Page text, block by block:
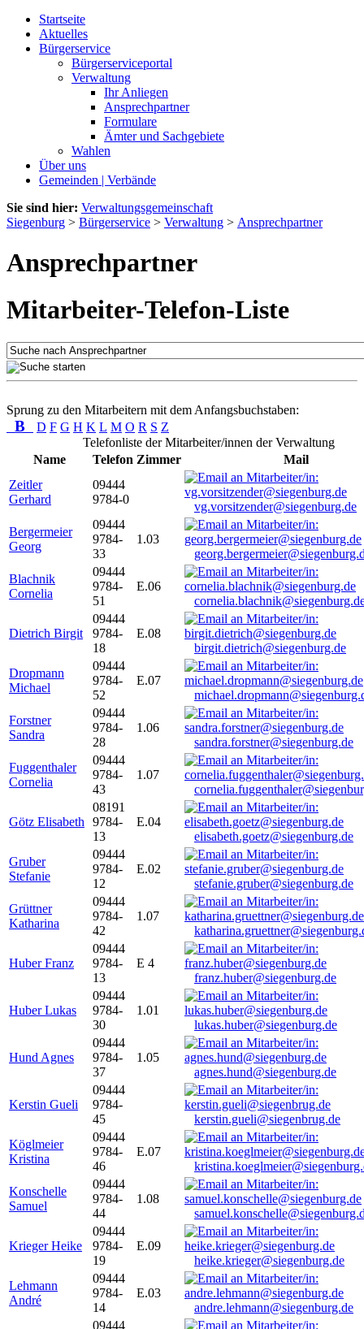
Startseite
Aktuelles
Bürgerservice
Bürgerserviceportal
Verwaltung
Ihr Anliegen
Ansprechpartner
Formulare
Ämter und Sachgebiete
Wahlen
Über uns
Gemeinden | Verbände
Sie sind hier: Verwaltungsgemeinschaft
Siegenburg > Bürgerservice > Verwaltung > Ansprechpartner
Ansprechpartner
Mitarbeiter-Telefon-Liste
Sprung zu den Mitarbeitern mit dem Anfangsbuchstaben:
B D F G H K L M O R S Z
Telefonliste der Mitarbeiter/innen der Verwaltung
Name
Telefon Zimmer
Mail
Zeitler
Gerhard
09444
9784-0
vg.vorsitzender@siegenburg.de
Bergermeier
Georg
09444
9784-
33
1.03
Blachnik
Cornelia
09444
9784-
51
E.06
Dietrich Birgit
09444
9784-
18
E.08
birgit.dietrich@siegenburg.de
Dropmann
Michael
09444
9784-
52
E.07
Forstner
Sandra
09444
9784-
28
1.06
sandra.forstner@siegenburg.de
Fuggenthaler
Cornelia
09444
9784-
43
1.07
Götz Elisabeth
08191
9784-
13
E.04
elisabeth.goetz@siegenburg.de
Gruber
Stefanie
09444
9784-
12
E.02
stefanie.gruber@siegenburg.de
Grüttner
Katharina
09444
9784-
42
1.07
Huber Franz
09444
9784-
13
E 4
franz.huber@siegenburg.de
Huber Lukas
09444
9784-
30
1.01
lukas.huber@siegenburg.de
Hund Agnes
09444
9784-
37
1.05
agnes.hund@siegenburg.de
Kerstin Gueli
09444
9784-
45
kerstin.gueli@siegenbrug.de
Köglmeier
Kristina
09444
9784-
46
E.07
Konschelle
Samuel
09444
9784-
44
1.08
Krieger Heike
09444
9784-
19
E.09
heike.krieger@siegenburg.de
Lehmann
André
09444
9784-
14
E.03
andre.lehmann@siegenburg.de
09444